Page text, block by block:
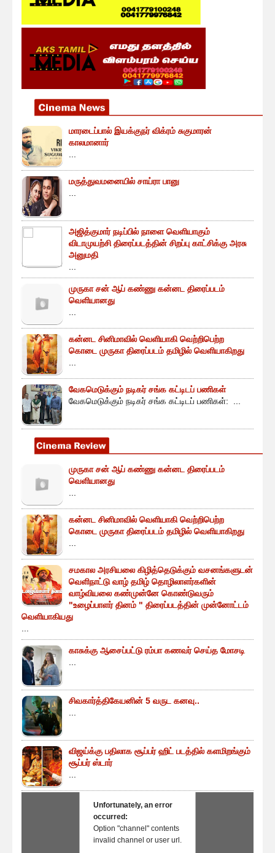
மாரடைப்பால் இயக்குநர் விக்ரம் சுகுமாரன்
காலமானார்
மருத்துவமனையில் சாய்ரா பானு
அஜித்குமார் நடிப்பில் நாளை வெளியாகும்
விடாமுயற்சி திரைப்படத்தின் சிறப்பு காட்சிக்கு அரசு
அனுமதி
முருகா சன் ஆப் கண்ணு கன்னட திரைப்படம்
வெளியானது
கன்னட சினிமாவில் வெளியாகி வெற்றிபெற்ற
கொடை முருகா திரைப்படம் தமிழில் வெளியாகிறது
வேகமெடுக்கும் நடிகர் சங்க கட்டிடப் பணிகள்
வேகமெடுக்கும் நடிகர் சங்க கட்டிடப் பணிகள்: ...
முருகா சன் ஆப் கண்ணு கன்னட திரைப்படம்
வெளியானது
கன்னட சினிமாவில் வெளியாகி வெற்றிபெற்ற
கொடை முருகா திரைப்படம் தமிழில் வெளியாகிறது
சமகால அரசியலை கிழித்தெடுக்கும் வசனங்களுடன்
வெளிநாட்டு வாழ் தமிழ் தொழிலாளர்களின்
வாழ்வியலை கண்முன்னே கொண்டுவரும்
"உழைப்பாளர் தினம் " திரைப்படத்தின் முன்னோட்டம்
வெளியாகியது
காசுக்கு ஆசைப்பட்டு ரம்பா கணவர் செய்த மோசடி
சிவகார்த்திகேயனின் 5 வருட கனவு..
விஜய்க்கு பதிலாக சூப்பர் ஹிட் படத்தில் களமிறங்கும்
சூப்பர் ஸ்டார்
Unfortunately, an error
occurred:
Option "channel" contents
invalid channel or user url.